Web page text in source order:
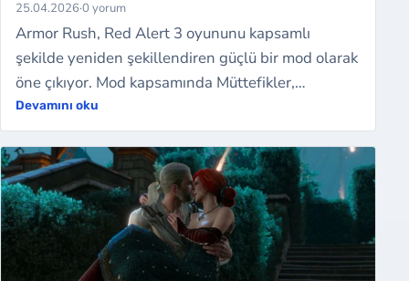
25.04.2026·0 yorum
Armor Rush, Red Alert 3 oyununu kapsamlı
şekilde yeniden şekillendiren güçlü bir mod olarak
öne çıkıyor. Mod kapsamında Müttefikler,
Sovyetler ve Japonya için ikişer adet olmak üze…
Devamını oku